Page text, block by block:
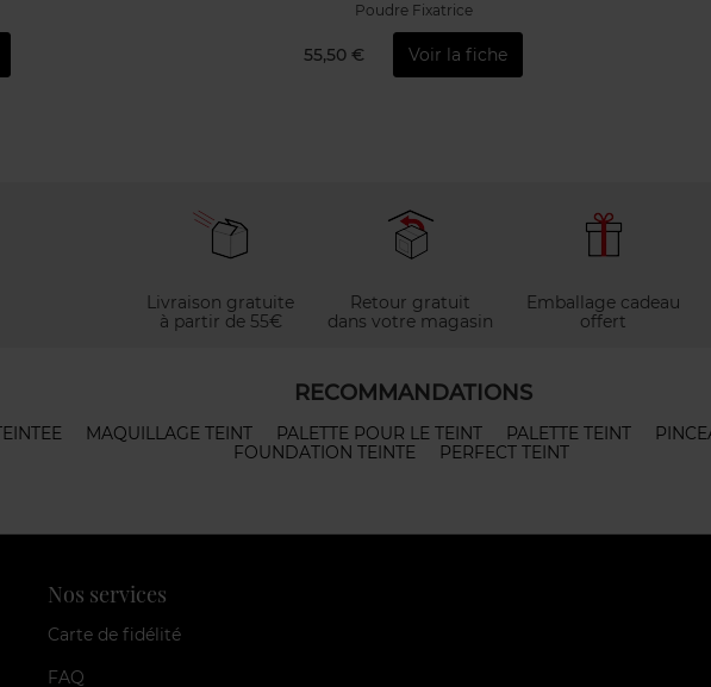
Poudre Fixatrice
55,50 € Voir la fiche
Livraison gratuite
à partir de 55€
Retour gratuit
dans votre magasin
Emballage cadeau
offert
RECOMMANDATIONS
MAQUILLAGE TEINT PALETTE POUR LE TEINT PALETTE TEINT
FOUNDATION TEINTE
PERFECT TEINT
Nos services
Carte de fidélité
FAQ